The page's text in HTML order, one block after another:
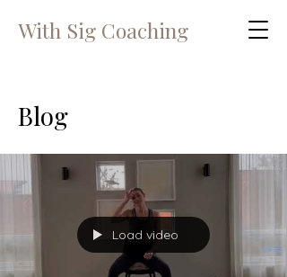
With Sig Coaching
Blog
Load video